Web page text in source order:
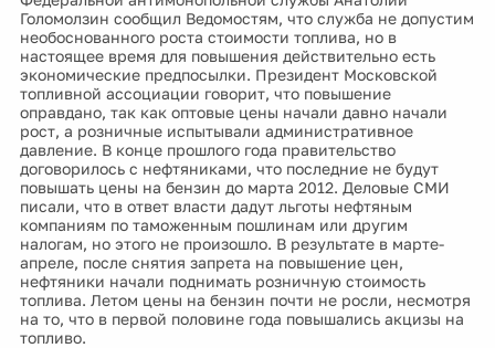
Голомолзин сообщил Ведомостям, что служба не допустим
необоснованного роста стоимости топлива, но в
настоящее время для повышения действительно есть
экономические предпосылки. Президент Московской
топливной ассоциации говорит, что повышение
оправдано, так как оптовые цены начали давно начали
рост, а розничные испытывали административное
давление. В конце прошлого года правительство
договорилось с нефтяниками, что последние не будут
повышать цены на бензин до марта 2012. Деловые СМИ
писали, что в ответ власти дадут льготы нефтяным
компаниям по таможенным пошлинам или другим
налогам, но этого не произошло. В результате в марте-
апреле, после снятия запрета на повышение цен,
нефтяники начали поднимать розничную стоимость
топлива. Летом цены на бензин почти не росли, несмотря
на то, что в первой половине года повышались акцизы на
топливо.